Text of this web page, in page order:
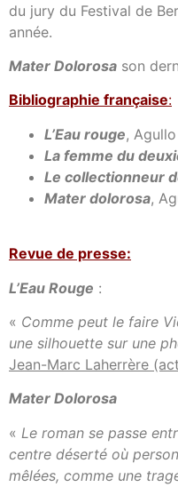
du jury du Festival de
année.
Mater Dolorosa son
Bibliographie française:
L’Eau rouge,
La femme du
Le collectionneur
Mater dolorosa,
Revue de presse:
L’Eau Rouge :
« Comme peut le faire
une silhouette sur une
Jean-Marc Laherrère
Mater Dolorosa
« Le roman se passe
centre déserté où
mêlées, comme une